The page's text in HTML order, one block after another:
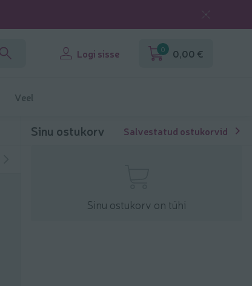
Logi sisse 0 0,00 €
Veel
Sinu ostukorv Salvestatud ostukorvid
Sinu ostukorv on tühi